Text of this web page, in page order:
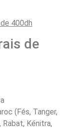
400dh
de
(Fés, Tanger,
Rabat, Kénitra,